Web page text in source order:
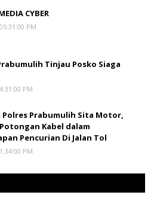
CYBER
PM
Tinjau Posko Siaga
PM
Polres Prabumulih Sita Motor,
Kabel dalam
Pencurian Di Jalan Tol
PM